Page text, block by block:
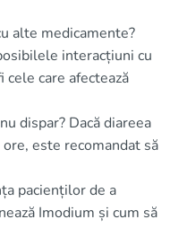
alte medicamente?
interacțiuni cu
care afectează
dispar? Dacă diareea
este recomandat să
pacienților de a
Imodium și cum să